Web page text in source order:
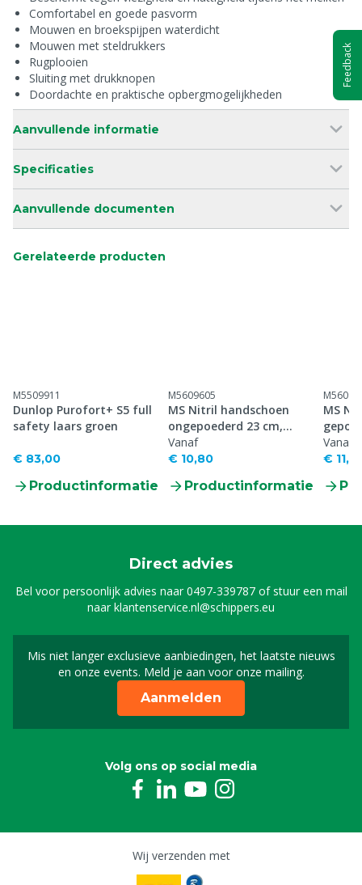
Comfortabel en goede pasvorm
Mouwen en broekspijpen waterdicht
Mouwen met steldrukkers
Rugplooien
Sluiting met drukknopen
Doordachte en praktische opbergmogelijkheden
Aanvullende informatie
Specificaties
Aanvullende documenten
Gerelateerde producten
M5509911
Dunlop Purofort+ S5 full
safety laars groen
€ 83,00
Productinformatie
M5609605
MS Nitril handschoen
ongepoederd 23 cm,
p/100
Vanaf
€ 10,80
Productinformatie
MS
Vanaf
€
Direct advies
Bel voor persoonlijk advies naar0497-339787of stuur een mail
naarklantenservice.nl@schippers.eu
Mis niet langer exclusieve aanbiedingen, het laatste nieuws
en onze events. Meld je aan voor onze mailing.
Schrijf je in voor onze
Aanmelden
Volg ons op social media
Wij verzenden met
Feedback